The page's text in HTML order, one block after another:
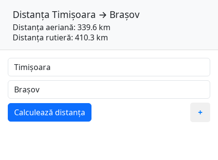
Distanța Timișoara → Brașov
Distanța aeriană: 339.6 km
Distanța rutieră: 410.3 km
Calculează distanța +